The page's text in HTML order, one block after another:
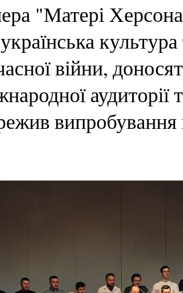
"Матері
війни,
аудиторії